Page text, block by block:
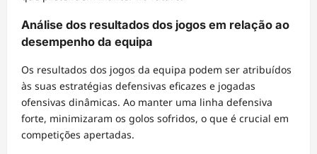
Análise dos resultados dos jogos em relação ao
desempenho da equipa
Os resultados dos jogos da equipa podem ser atribuídos
às suas estratégias defensivas eficazes e jogadas
ofensivas dinâmicas. Ao manter uma linha defensiva
forte, minimizaram os golos sofridos, o que é crucial em
competições apertadas.